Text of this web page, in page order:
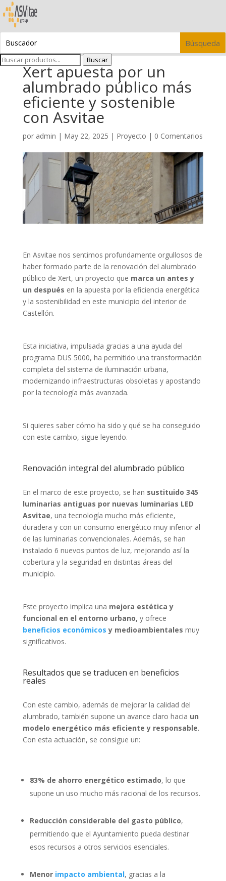
Buscar
Xert apuesta por un
alumbrado público más
eficiente y sostenible
con Asvitae
por admin | May 22, 2025 | Proyecto | 0 Comentarios
En Asvitae nos sentimos profundamente orgullosos de
haber formado parte de la renovación del alumbrado
público de Xert, un proyecto que marca un antes y
un después en la apuesta por la eficiencia energética
y la sostenibilidad en este municipio del interior de
Castellón.
Esta iniciativa, impulsada gracias a una ayuda del
programa DUS 5000, ha permitido una transformación
completa del sistema de iluminación urbana,
modernizando infraestructuras obsoletas y apostando
por la tecnología más avanzada.
Si quieres saber cómo ha sido y qué se ha conseguido
con este cambio, sigue leyendo.
Renovación integral del alumbrado público
En el marco de este proyecto, se han sustituido 345
luminarias antiguas por nuevas luminarias LED
Asvitae, una tecnología mucho más eficiente,
duradera y con un consumo energético muy inferior al
de las luminarias convencionales. Además, se han
instalado 6 nuevos puntos de luz, mejorando así la
cobertura y la seguridad en distintas áreas del
municipio.
Este proyecto implica una mejora estética y
funcional en el entorno urbano, y ofrece
beneficios económicos y medioambientales muy
significativos.
Resultados que se traducen en beneficios
reales
Con este cambio, además de mejorar la calidad del
alumbrado, también supone un avance claro hacia un
modelo energético más eficiente y responsable.
Con esta actuación, se consigue un:
83% de ahorro energético estimado, lo que
supone un uso mucho más racional de los recursos.
Reducción considerable del gasto público,
permitiendo que el Ayuntamiento pueda destinar
esos recursos a otros servicios esenciales.
Menor impacto ambiental, gracias a la